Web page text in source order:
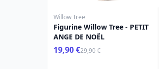
Willow Tree
Figurine Willow Tree - PETIT
ANGE DE NOËL
19,90 €29,90 €